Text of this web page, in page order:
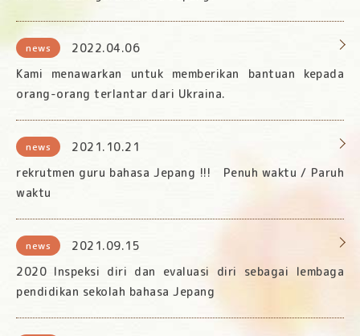
news
2022.04.06
Kami menawarkan untuk memberikan bantuan kepada
orang-orang terlantar dari Ukraina.
news
2021.10.21
rekrutmen guru bahasa Jepang !!! Penuh waktu / Paruh
waktu
news
2021.09.15
2020 Inspeksi diri dan evaluasi diri sebagai lembaga
pendidikan sekolah bahasa Jepang